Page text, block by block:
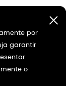
por
garantir
o